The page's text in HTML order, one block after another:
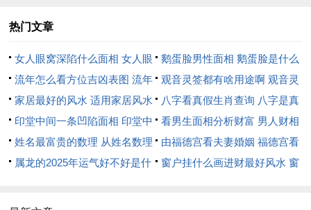
妙在年柱丙午、月柱癸巳，与日柱戊戌构成火土相生，而月干癸
水与日干戊土相合，戊癸合火，有化火之情，却亦能羁绊癸水，
使火势不至过烈。
戌土虽燥，然辰戌丑未四库齐备时方显冲刑，此仅一戌，反能收
束火气，使不为祸。主厚重朴实，根基稳固，尤须留意，戌日与
辰日相冲，若此日降生，一生忌往东南辰方，恐有阻滞；其冲煞
热门文章
女人眼窝深陷什么面相 女人眼
窝深陷是短命相吗
鹅蛋脸男性面相 鹅蛋脸是什么
脸型男性
流年怎么看方位吉凶表图 流年
位置怎么看
观音灵签都有啥用途啊 观音灵
签全部签签词
家居最好的风水 适用家居风水
八字看真假生肖查询 八字是真
还是假
印堂中间一条凹陷面相 印堂中
间有条线沟好不好
看男生面相分析财富 男人财相
从哪里看
姓名最富贵的数理 从姓名数理
看富豪
由福德宫看夫妻婚姻 福德宫看
配偶生肖
属龙的2025年运气好不好是什
2025年属龙人的全年运势
窗户挂什么画进财最好风水 窗